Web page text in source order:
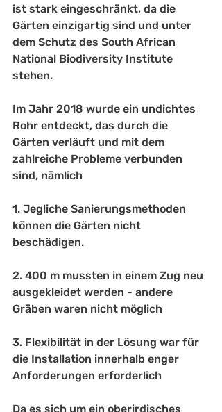
ist stark eingeschränkt, da die
Gärten einzigartig sind und unter
dem Schutz des South African
National Biodiversity Institute
stehen.
Im Jahr 2018 wurde ein undichtes
Rohr entdeckt, das durch die
Gärten verläuft und mit dem
zahlreiche Probleme verbunden
sind, nämlich
1. Jegliche Sanierungsmethoden
können die Gärten nicht
beschädigen.
2. 400 m mussten in einem Zug neu
ausgekleidet werden - andere
Gräben waren nicht möglich
3. Flexibilität in der Lösung war für
die Installation innerhalb enger
Anforderungen erforderlich
Da es sich um ein oberirdisches